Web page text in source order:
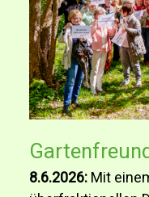
8.6.2026: Mit